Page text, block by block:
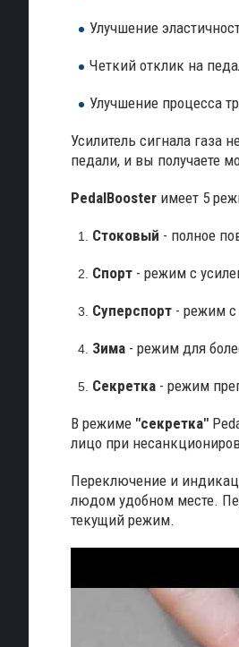
Улучшение
Четкий отклик на
Улучшение процесса
Усилитель сигнала газа
педали, и вы получаете
PedalBooster имеет 5
Стоковый - полное
Спорт - режим с
Суперспорт - режим
Зима - режим для
Секретка - режим
В режиме "секретка"
лицо при
Переключение и
людом удобном месте.
текущий режим.